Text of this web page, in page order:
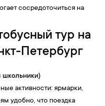
сосредоточиться на
тур на
Петербург
активности: ярмарки,
удобно, что поездка